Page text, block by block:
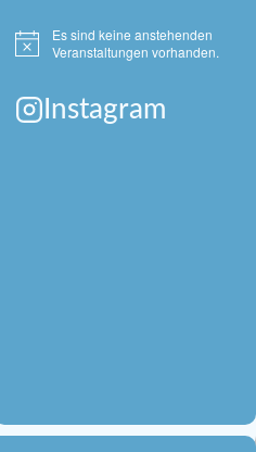
Hinweis
Es sind keine anstehenden
Veranstaltungen vorhanden.
Instagram